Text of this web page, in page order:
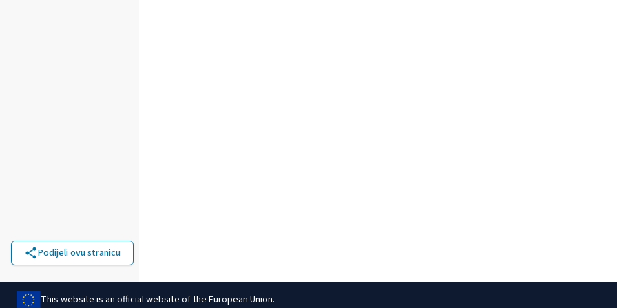
Podijeli ovu stranicu
This website is an official website of the European Union.